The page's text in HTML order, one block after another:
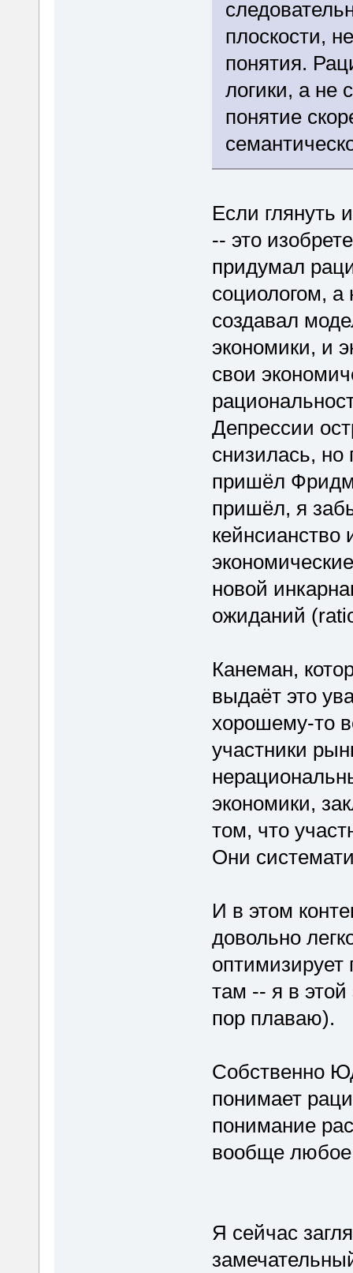
плоскости,
понятия.
логики, а не
понятие
Если глянуть
-- это
придумал
социологом,
создавал
экономики, и
свои
Депрессии
снизилась, но
пришёл
пришёл, я
новой
ожиданий
Канеман,
выдаёт это
хорошему-то
участники
экономики,
том, что
Они
И в этом
довольно
там -- я в
пор плаваю).
Собственно
понимает
понимание
вообще
Я сейчас